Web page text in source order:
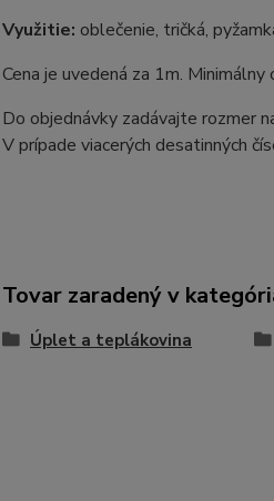
Využitie: oblečenie, tričká,
Cena je uvedená za 1m.
Do objednávky zadávajte rozmer
V prípade viacerých desatinných
Tovar zaradený v
Úplet a teplákovina